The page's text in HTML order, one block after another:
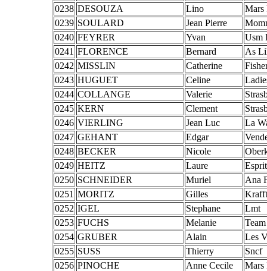
0238 DESOUZA Lino
Mars
0239 SOULARD Jean Pierre
0240 FEYRER Yvan
Usm
0241 FLORENCE Bernard
As
0242 MISSLIN Catherine
0243 HUGUET Celine
0244 COLLANGE Valerie
0245 KERN Clement
0246 VIERLING Jean Luc
La
0247 GEHANT Edgar
0248 BECKER Nicole
0249 HEITZ Laure
0250 SCHNEIDER Muriel
Ana
0251 MORITZ Gilles
Krafft
0252 IGEL Stephane
Lmt
0253 FUCHS Melanie
0254 GRUBER Alain
Les
0255 SUSS Thierry
Sncf
0256 PINOCHE Anne Cecile
Mars